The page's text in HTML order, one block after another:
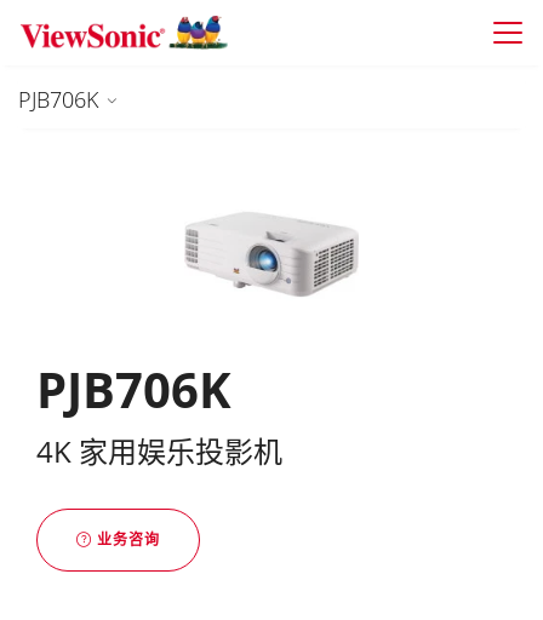
Skip to main content
PJB706K
PJB706K
4K 家用娱乐投影机
业务咨询